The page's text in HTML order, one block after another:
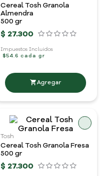
Cereal Tosh Granola
Almendra
500 gr
$ 27.300
Impuestos Incluidos
$54.6 cada gr
Tosh
Cereal Tosh Granola Fresa
500 gr
$ 27.300